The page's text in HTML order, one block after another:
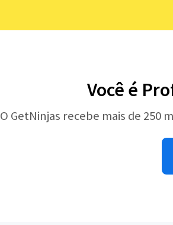
Você é
O GetNinjas recebe mais de 250